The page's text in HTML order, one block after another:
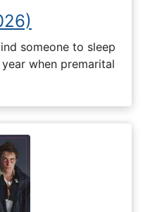
someone to sleep
when premarital